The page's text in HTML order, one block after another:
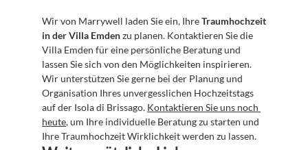
Wir von Marrywell laden Sie ein, Ihre Traumhochzeit
in der Villa Emden zu planen. Kontaktieren Sie die
Villa Emden für eine persönliche Beratung und
lassen Sie sich von den Möglichkeiten inspirieren.
Wir unterstützen Sie gerne bei der Planung und
Organisation Ihres unvergesslichen Hochzeitstags
auf der Isola di Brissago. Kontaktieren Sie uns noch
heute, um Ihre individuelle Beratung zu starten und
Ihre Traumhochzeit Wirklichkeit werden zu lassen.